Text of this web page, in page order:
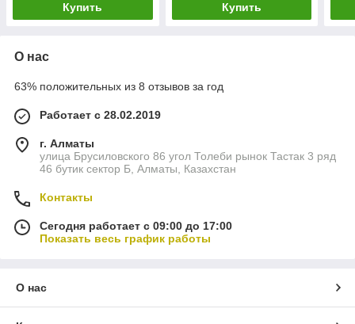
Купить Купить
О нас
63% положительных из 8 отзывов за год
Работает с 28.02.2019
г. Алматы
улица Брусиловского 86 угол Толеби рынок Тастак 3 ряд
46 бутик сектор Б, Алматы, Казахстан
Контакты
Сегодня работает с 09:00 до 17:00
Показать весь график работы
О нас